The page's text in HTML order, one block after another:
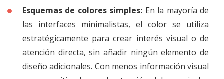
Esquemas de colores simples: En la mayoría de
las interfaces minimalistas, el color se utiliza
estratégicamente para crear interés visual o de
atención directa, sin añadir ningún elemento de
diseño adicionales. Con menos información visual